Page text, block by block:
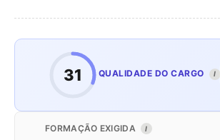
31 QUALIDADE DO CARGO I
FORMAÇÃO EXIGIDA I